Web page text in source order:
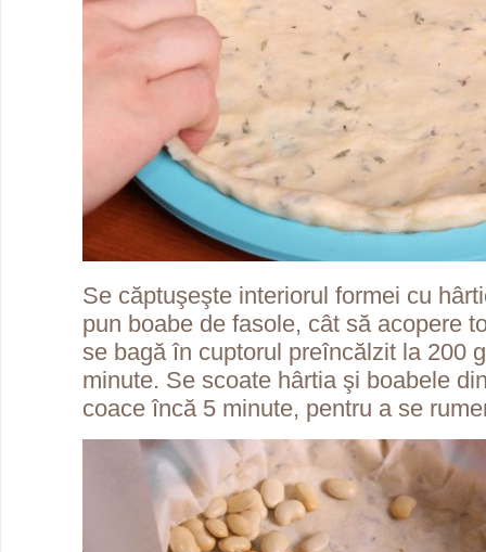
Se căptuşeşte interiorul formei cu
pun boabe de fasole, cât să acopere
se bagă în cuptorul preîncălzit la 200
minute. Se scoate hârtia şi boabele
coace încă 5 minute, pentru a se